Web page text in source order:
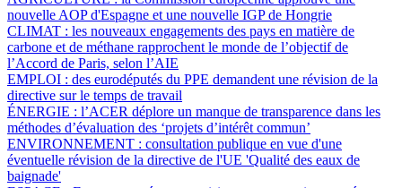
nouvelle AOP d'Espagne et une nouvelle IGP de Hongrie
CLIMAT : les nouveaux engagements des pays en matière de
carbone et de méthane rapprochent le monde de l’objectif de
l’Accord de Paris, selon l’AIE
EMPLOI : des eurodéputés du PPE demandent une révision de la
directive sur le temps de travail
ÉNERGIE : l’ACER déplore un manque de transparence dans les
méthodes d’évaluation des ‘projets d’intérêt commun’
ENVIRONNEMENT : consultation publique en vue d'une
éventuelle révision de la directive de l'UE 'Qualité des eaux de
baignade'